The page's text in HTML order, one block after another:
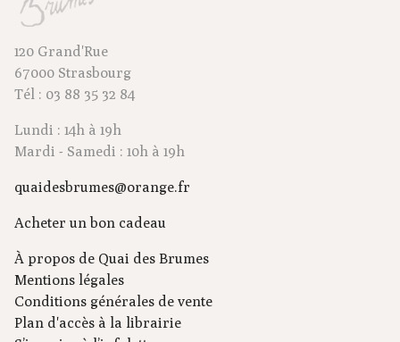
120 Grand'Rue
67000 Strasbourg
Tél : 03 88 35 32 84
Lundi : 14h à 19h
Mardi - Samedi : 10h à 19h
quaidesbrumes@orange.fr
Acheter un bon cadeau
À propos de Quai des Brumes
Mentions légales
Conditions générales de vente
Plan d'accès à la librairie